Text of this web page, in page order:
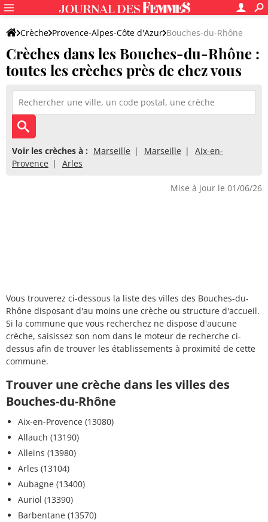
Crèche Provence-Alpes-Côte d'Azur Bouches-du-Rhône
Crèches dans les Bouches-du-Rhône :
toutes les crèches près de chez vous
Voir les crèches à : Marseille Marseille
Aix-en-
Provence
Arles
Mise à jour le 01/06/26
Vous trouverez ci-dessous la liste des villes des Bouches-du-
Rhône disposant d'au moins une crèche ou structure d'accueil.
Si la commune que vous recherchez ne dispose d'aucune
crèche, saisissez son nom dans le moteur de recherche ci-
dessus afin de trouver les établissements à proximité de cette
commune.
Trouver une crèche dans les villes des
Bouches-du-Rhône
Aix-en-Provence (13080)
Allauch (13190)
Alleins (13980)
Arles (13104)
Aubagne (13400)
Auriol (13390)
Barbentane (13570)